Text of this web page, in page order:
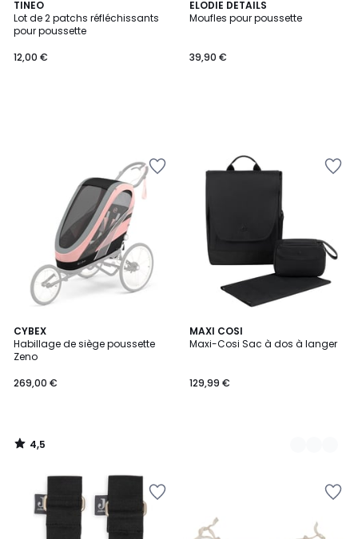
TINEO
Lot de 2 patchs réfléchissants
pour poussette
12,00 €
ELODIE DETAILS
Moufles pour poussette
39,90 €
CYBEX
Habillage de siège poussette
Zeno
269,00 €
4,5
/ 5
4,5
/
MAXI COSI
Maxi-Cosi Sac à dos à langer
129,99 €
2
Couleurs